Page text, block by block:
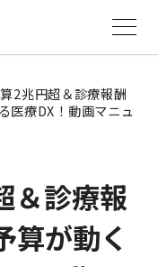
算2兆円超＆診療報酬
医療DX！動画マニュ
＆診療報
算が動く